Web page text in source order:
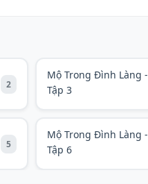
2
Mộ Trong Đình Làng -
Tập 3
5
Mộ Trong Đình Làng -
Tập 6